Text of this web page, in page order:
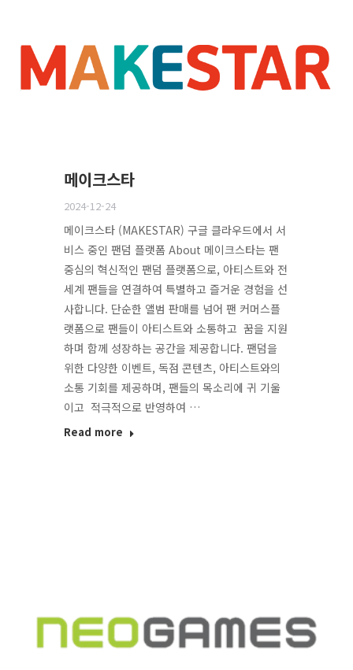
메이크스타
2024-12-24
메이크스타 (MAKESTAR) 구글 클라우드에서 서
비스 중인 팬덤 플랫폼 About 메이크스타는 팬
중심의 혁신적인 팬덤 플랫폼으로, 아티스트와 전
세계 팬들을 연결하여 특별하고 즐거운 경험을 선
사합니다. 단순한 앨범 판매를 넘어 팬 커머스플
랫폼으로 팬들이 아티스트와 소통하고 꿈을 지원
하며 함께 성장하는 공간을 제공합니다. 팬덤을
위한 다양한 이벤트, 독점 콘텐츠, 아티스트와의
소통 기회를 제공하며, 팬들의 목소리에 귀 기울
이고 적극적으로 반영하여 …
Read more